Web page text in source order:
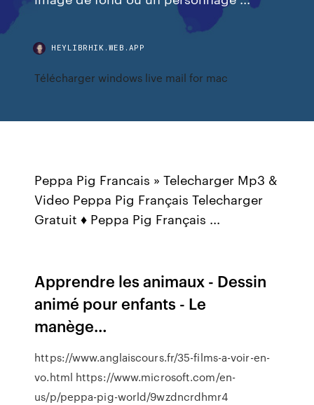
HEYLIBRHIK.WEB.APP
Télécharger windows live mail for mac
Peppa Pig Francais » Telecharger Mp3 &
Video Peppa Pig Français Telecharger
Gratuit ♦ Peppa Pig Français ...
Apprendre les animaux - Dessin
animé pour enfants - Le
manège…
https://www.anglaiscours.fr/35-films-a-voir-en-
vo.html https://www.microsoft.com/en-
us/p/peppa-pig-world/9wzdncrdhmr4